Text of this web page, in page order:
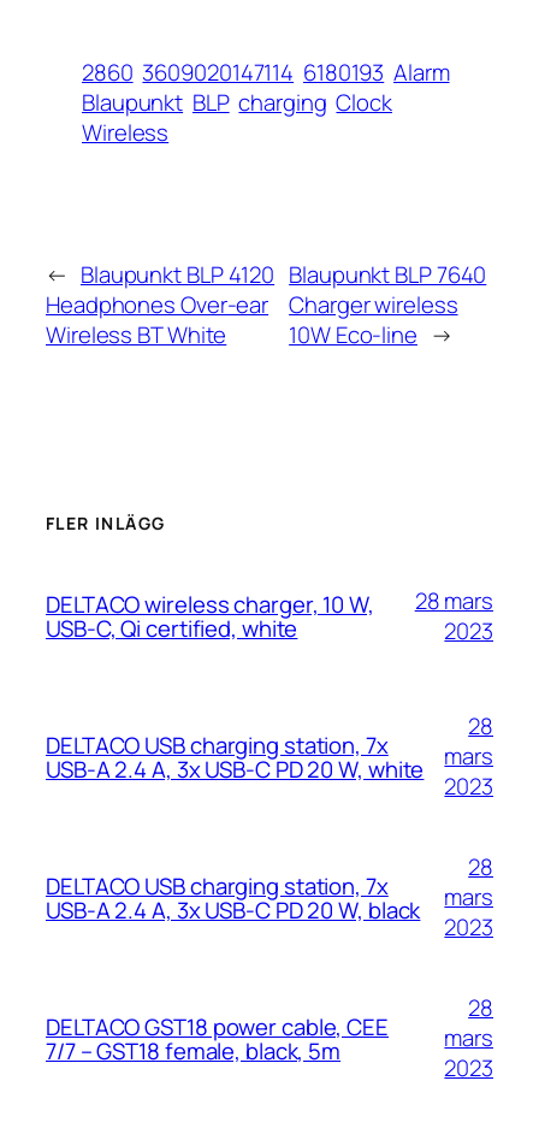
2860 3609020147114 6180193 Alarm
Blaupunkt BLP charging Clock
Wireless
← Blaupunkt BLP 4120
Headphones Over-ear
Wireless BT White
Blaupunkt BLP 7640
Charger wireless
10W Eco-line →
FLER INLÄGG
DELTACO wireless charger, 10 W,
USB-C, Qi certified, white
28 mars
2023
DELTACO USB charging station, 7x
USB-A 2.4 A, 3x USB-C PD 20 W, white
28
mars
2023
DELTACO USB charging station, 7x
USB-A 2.4 A, 3x USB-C PD 20 W, black
28
mars
2023
DELTACO GST18 power cable, CEE
7/7 – GST18 female, black, 5m
28
mars
2023